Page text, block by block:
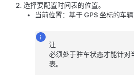
选择要配置时间表的位置。
当前位置：基于 GPS 坐标的车辆
注
必须处于驻车状态才能针对
表。